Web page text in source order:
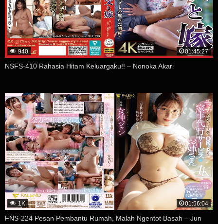
940 01:45:27
NSFS-410 Rahasia Hitam Keluargaku!! – Nonoka Akari
1K 01:56:04
FNS-224 Pesan Pembantu Rumah, Malah Ngentot Basah – Jun